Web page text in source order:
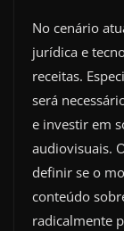
No cenário
jurídica e
receitas.
será
e investir em
audiovisuais.
definir se o
conteúdo
radicalmente